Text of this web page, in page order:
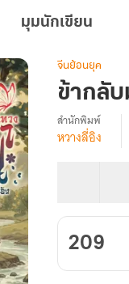
มุมนักเขียน
จีนย้อนยุค
ข้ากลั
เรื่อง
ชะตา
คืน
สำนักพิมพ์
หวางลี่อิง
209